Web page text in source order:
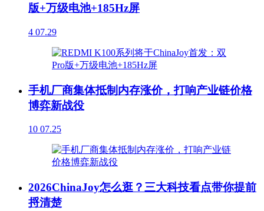
版+万级电池+185Hz屏
4 07.29
手机厂商集体抵制内存涨价，打响产业链价格
博弈新战役
10 07.25
2026ChinaJoy怎么逛？三大科技看点带你提前
捋清楚